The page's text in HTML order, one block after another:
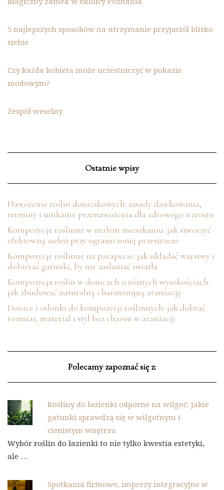
5 najlepszych sposobów na utrzymanie przyjaciół blisko
siebie
Czy każda kobieta może uczestniczyć w pokazie
modowym?
Zespół weselny
Ostatnie wpisy
Nawożenie roślin doniczkowych: zasady dawkowania,
terminy i unikanie przenawożenia dla zdrowego wzrostu
Kompozycje roślinne w małym mieszkaniu: jak stworzyć
efektowną zieleń przy ograniczonej przestrzeni
Kompozycje roślinne na parapecie: jak układać warstwy i
dobierać gatunki, by nie zasłaniać światła
Kompozycja roślin w donicach o różnych wysokościach:
jak zbudować naturalną i harmonijną aranżację
Donice i osłonki do kompozycji roślinnych: jak dobrać
rozmiar, materiał i styl bez chaosu w aranżacji
Polecamy zapoznać się z:
Rośliny do łazienki odporne na wilgoć: jakie
gatunki sprawdzą się w wilgotnym i
cienistym wnętrzu
Wybór roślin do łazienki to nie tylko kwestia estetyki,
ale …
Spotkania firmowe, imprezy integracyjne w